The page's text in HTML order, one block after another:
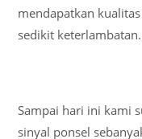
mendapatkan
sedikit keterlambatan.
Sampai hari ini kami
sinyal ponsel